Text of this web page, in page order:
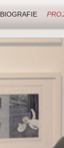
BIOGRAFIE